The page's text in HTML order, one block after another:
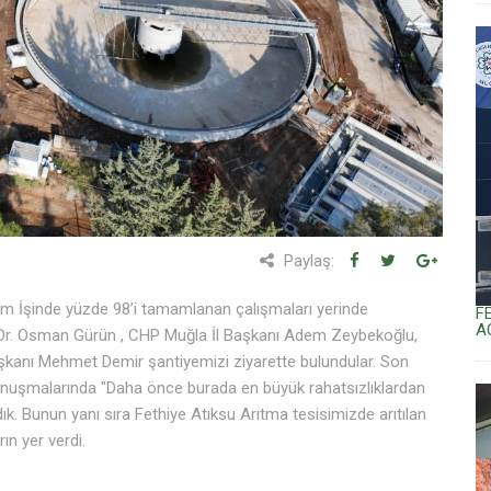
Paylaş:
İşinde yüzde 98’i tamamlanan çalışmaları yerinde
Osman Gürün , CHP Muğla İl Başkanı Adem Zeybekoğlu,
Mehmet Demir şantiyemizi ziyarette bulundular. Son
"Daha önce burada en büyük rahatsızlıklardan
Bunun yanı sıra Fethiye Atıksu Arıtma tesisimizde arıtılan
yer verdi.